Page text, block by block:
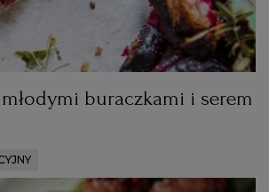
buraczkami i serem